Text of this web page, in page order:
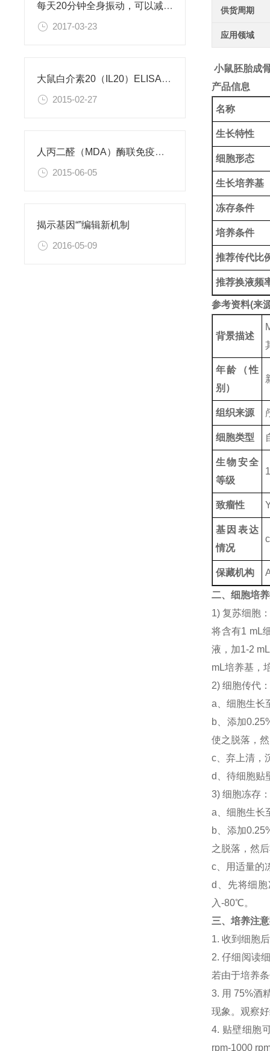
每天20分钟全身振动，可以减肥、对抗糖尿病
2017-03-23
大鼠白介素20（IL20）ELISA试剂盒
2015-02-27
人丙二醛（MDA）酶联免疫分析试剂盒使用说明书
2015-06-05
揭示基因“”编辑新机制
2016-05-09
供货周期
应用领域
小鼠胚胎成
产品信息
名称
生长特性
细胞形态
生长培养基
冻存条件
培养条件
推荐传代比
推荐换液频
参考资料(来
背景描述
年龄（性
别）
组织来源
细胞类型
生物安全
等级
致瘤性
基因表达
情况
保藏机构
二、细胞培
1) 复苏细胞
将含有1 mL
液，加1-2
mL培养基，
2) 细胞传代
a、细胞生长
b、添加
使之脱落，
c、弃上清，
d、待细胞贴
3) 细胞冻存
a、细胞生长
b、添加
之脱落，然
c、用适量的
d、先将细
入-80℃。
三、培养注
1. 收到细胞
2. 仔细阅读
若由于培养
3. 用 75%酒
现象。观察
4. 贴壁细胞
rpm-1000